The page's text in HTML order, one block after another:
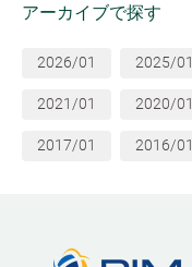
アーカイブで探す
2026/01 2025/01
2021/01 2020/01
2017/01 2016/01